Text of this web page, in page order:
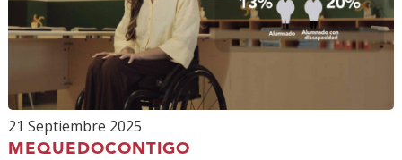
21 Septiembre 2025
MEQUEDOCONTIGO